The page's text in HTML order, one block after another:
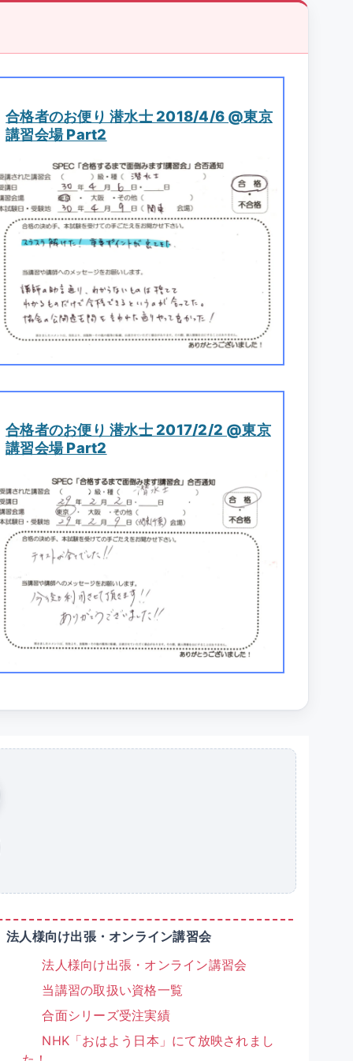
合格者のお便り 潜水士 2018/4/6 @東京
講習会場 Part2
合格者のお便り 潜水士 2017/2/2 @東京
講習会場 Part2
法人様向け出張・オンライン講習会
法人様向け出張・オンライン講習会
当講習の取扱い資格一覧
合面シリーズ受注実績
NHK「おはよう日本」にて放映されまし